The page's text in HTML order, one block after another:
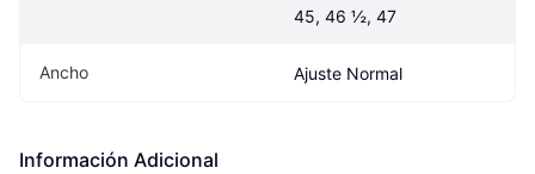
45, 46 ½, 47
Ancho Ajuste Normal
Información Adicional